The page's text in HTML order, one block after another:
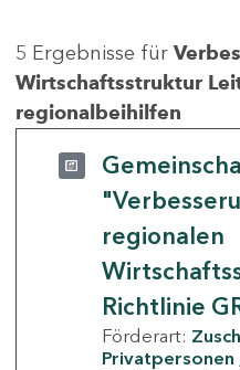
5 Ergebnisse für
Wirtschaftsstruktur
regionalbeihilfen
regionalen
Richtlinie
Förderart:
Privatpersonen